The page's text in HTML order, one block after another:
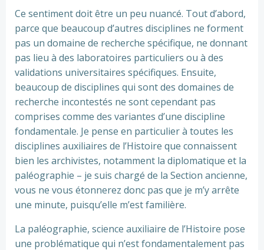
Ce sentiment doit être un peu nuancé. Tout d’abord,
parce que beaucoup d’autres disciplines ne forment
pas un domaine de recherche spécifique, ne donnant
pas lieu à des laboratoires particuliers ou à des
validations universitaires spécifiques. Ensuite,
beaucoup de disciplines qui sont des domaines de
recherche incontestés ne sont cependant pas
comprises comme des variantes d’une discipline
fondamentale. Je pense en particulier à toutes les
disciplines auxiliaires de l’Histoire que connaissent
bien les archivistes, notamment la diplomatique et la
paléographie – je suis chargé de la Section ancienne,
vous ne vous étonnerez donc pas que je m’y arrête
une minute, puisqu’elle m’est familière.
La paléographie, science auxiliaire de l’Histoire pose
une problématique qui n’est fondamentalement pas